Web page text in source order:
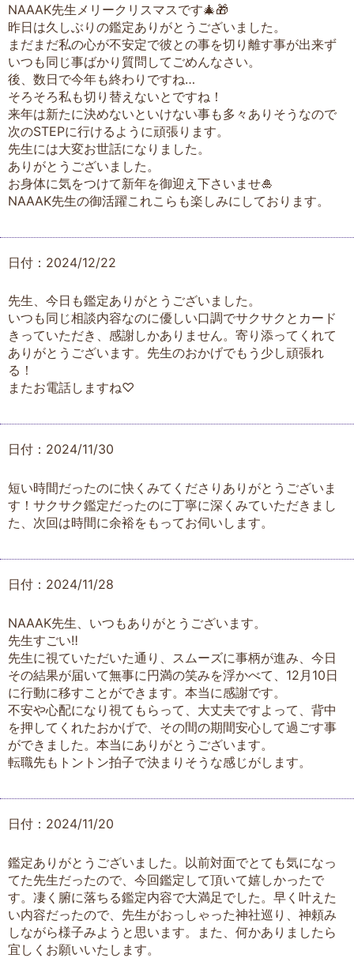
NAAAK先生メリークリスマスです🎄🎁
昨日は久しぶりの鑑定ありがとうございました。
まだまだ私の心が不安定で彼との事を切り離す事が出来ず
いつも同じ事ばかり質問してごめんなさい。
後、数日で今年も終わりですね…
そろそろ私も切り替えないとですね！
来年は新たに決めないといけない事も多々ありそうなので
次のSTEPに行けるように頑張ります。
先生には大変お世話になりました。
ありがとうございました。
お身体に気をつけて新年を御迎え下さいませ🎍
NAAAK先生の御活躍これこらも楽しみにしております。
日付：2024/12/22
先生、今日も鑑定ありがとうございました。
いつも同じ相談内容なのに優しい口調でサクサクとカード
きっていただき、感謝しかありません。寄り添ってくれて
ありがとうございます。先生のおかげでもう少し頑張れ
る！
またお電話しますね♡
日付：2024/11/30
短い時間だったのに快くみてくださりありがとうございま
す！サクサク鑑定だったのに丁寧に深くみていただきまし
た、次回は時間に余裕をもってお伺いします。
日付：2024/11/28
NAAAK先生、いつもありがとうございます。
先生すごい‼️
先生に視ていただいた通り、スムーズに事柄が進み、今日
その結果が届いて無事に円満の笑みを浮かべて、12月10日
に行動に移すことができます。本当に感謝です。
不安や心配になり視てもらって、大丈夫ですよって、背中
を押してくれたおかげで、その間の期間安心して過ごす事
ができました。本当にありがとうございます。
転職先もトントン拍子で決まりそうな感じがします。
日付：2024/11/20
鑑定ありがとうございました。以前対面でとても気になっ
てた先生だったので、今回鑑定して頂いて嬉しかったで
す。凄く腑に落ちる鑑定内容で大満足でした。早く叶えた
い内容だったので、先生がおっしゃった神社巡り、神頼み
しながら様子みようと思います。また、何かありましたら
宜しくお願いいたします。